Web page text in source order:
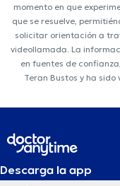
momento en que
que se resuelve,
solicitar orientación a
videollamada. La
en fuentes de
Teran Bustos y ha
Descarga la app